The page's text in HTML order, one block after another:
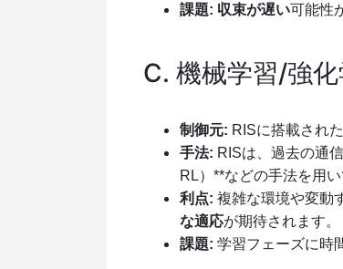
課題: 収束が遅い可能性
C. 機械学習/強
制御元: RISに搭載され
手法: RISは、過去の通
RL）**などの手法を用い
利点: 複雑な環境や変動
な適応が期待されます。
課題: 学習フェーズに時